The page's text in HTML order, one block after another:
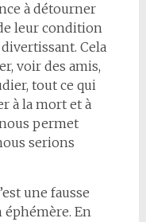
à détourner
leur condition
Cela
voir des amis,
tout ce qui
à la mort et à
permet
serions
une fausse
éphémère. En